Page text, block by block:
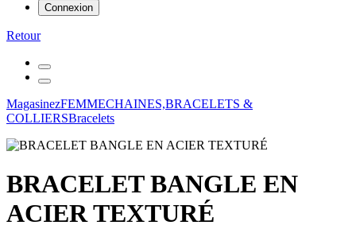
Connexion
Retour
MagasinezFEMMECHAINES,BRACELETS &
COLLIERSBracelets
BRACELET BANGLE EN
ACIER TEXTURÉ